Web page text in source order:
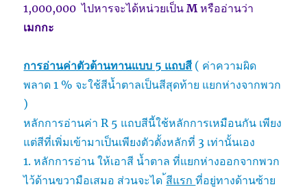
1,000,000 ไปหารจะได้หน่วยเป็นMหรืออ่านว่า
เมกกะ
การอ่านค่าตัวต้านทานแบบ 5 แถบส ( ค่าความผิด
พลาด 1 % จะใช้สีน้ำตาลเป็นสีสุดท้าย แยกห่างจากพวก
)
หลักการอ่านค่า R 5 แถบสีนี้ใช้หลักการเหมือนกัน เพียง
แต่สีที่เพิ่มเข้ามาเป็นเพียงตัวตั้งหลักที่ 3 เท่านั้นเอง
1. หลักการอ่าน ให้เอาสี น้ำตาล ที่แยกห่างออกจากพวก
ไว้ด้านขวามือเสมอ ส่วนจะได้สีแรกที่อยู่ทางด้านซ้าย